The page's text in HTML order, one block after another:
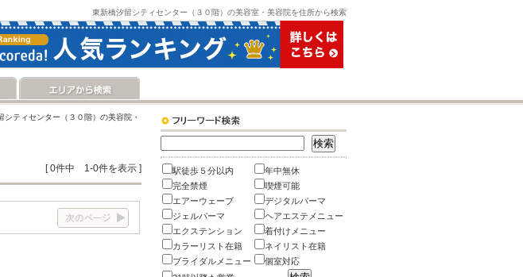
東新橋汐留シティセンター（３０階）の美容室・美容院を住所から検索
シティセンター（３０階）の美容院・
[ 0件中 1-0件を表示 ] 駅徒歩５分以内
年中無休
完全禁煙
喫煙可能
エアーウェーブ
デジタルパーマ
ジェルパーマ
ヘアエステメニュー
エクステンション
着付けメニュー
カラーリスト在籍
ネイリスト在籍
ブライダルメニュー
個室対応